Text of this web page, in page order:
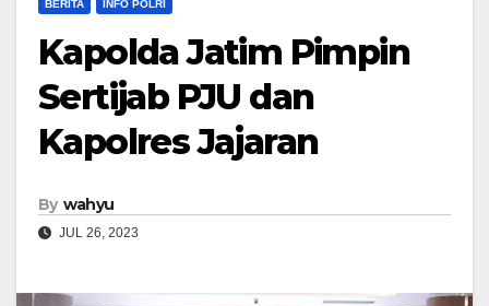
BERITA INFO POLRI
Kapolda Jatim Pimpin
Sertijab PJU dan
Kapolres Jajaran
By wahyu
JUL 26, 2023